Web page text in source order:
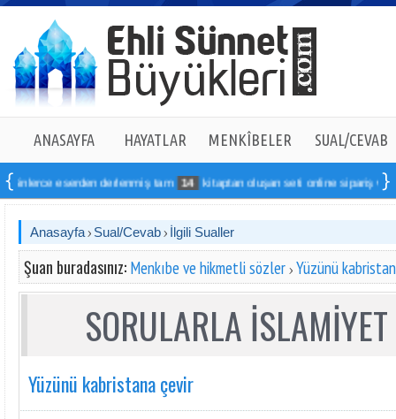
ANASAYFA HAYATLAR MENKÎBELER SUAL/CEVAB
eserden derlenmiş tam 14 kitaptan oluşan seti online sipariş
Anasayfa Sual/Cevab İlgili Sualler
Şuan buradasınız: Menkıbe ve hikmetli sözler Yüzünü
SORULARLA
Yüzünü kabristana çevir